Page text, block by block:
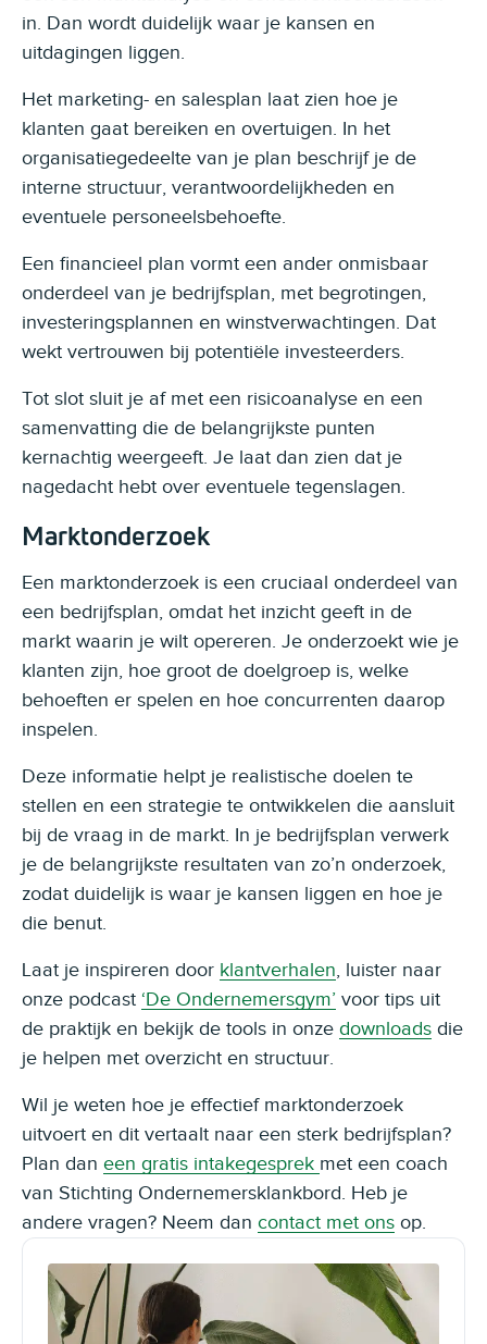
in. Dan wordt duidelijk waar je kansen en
uitdagingen liggen.
Het marketing- en salesplan laat zien hoe je
klanten gaat bereiken en overtuigen. In het
organisatiegedeelte van je plan beschrijf je de
interne structuur, verantwoordelijkheden en
eventuele personeelsbehoefte.
Een financieel plan vormt een ander onmisbaar
onderdeel van je bedrijfsplan, met begrotingen,
investeringsplannen en winstverwachtingen. Dat
wekt vertrouwen bij potentiële investeerders.
Tot slot sluit je af met een risicoanalyse en een
samenvatting die de belangrijkste punten
kernachtig weergeeft. Je laat dan zien dat je
nagedacht hebt over eventuele tegenslagen.
Marktonderzoek
Een marktonderzoek is een cruciaal onderdeel van
een bedrijfsplan, omdat het inzicht geeft in de
markt waarin je wilt opereren. Je onderzoekt wie je
klanten zijn, hoe groot de doelgroep is, welke
behoeften er spelen en hoe concurrenten daarop
inspelen.
Deze informatie helpt je realistische doelen te
stellen en een strategie te ontwikkelen die aansluit
bij de vraag in de markt. In je bedrijfsplan verwerk
je de belangrijkste resultaten van zo’n onderzoek,
zodat duidelijk is waar je kansen liggen en hoe je
die benut.
Laat je inspireren door klantverhalen , luister naar
onze podcast ‘De Ondernemersgym’ voor tips uit
de praktijk en bekijk de tools in onze downloads die
je helpen met overzicht en structuur.
Wil je weten hoe je effectief marktonderzoek
uitvoert en dit vertaalt naar een sterk bedrijfsplan?
Plan dan een gratis intakegesprek met een coach
van Stichting Ondernemersklankbord. Heb je
andere vragen? Neem dan contact met ons op.